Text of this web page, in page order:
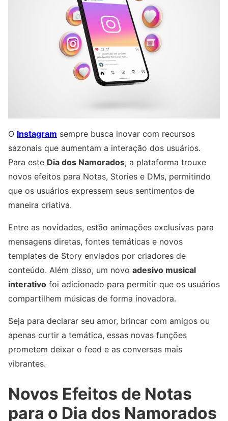
O Instagram sempre busca inovar com recursos
sazonais que aumentam a interação dos usuários.
Para este Dia dos Namorados, a plataforma trouxe
novos efeitos para Notas, Stories e DMs, permitindo
que os usuários expressem seus sentimentos de
maneira criativa.
Entre as novidades, estão animações exclusivas para
mensagens diretas, fontes temáticas e novos
templates de Story enviados por criadores de
conteúdo. Além disso, um novo adesivo musical
interativo foi adicionado para permitir que os usuários
compartilhem músicas de forma inovadora.
Seja para declarar seu amor, brincar com amigos ou
apenas curtir a temática, essas novas funções
prometem deixar o feed e as conversas mais
vibrantes.
Novos Efeitos de Notas
para o Dia dos Namorados